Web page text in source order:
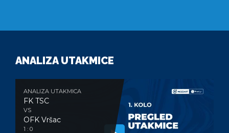
ANALIZA UTAKMICE
ANALIZA UTAKMICA
FK TSC
VS
OFK Vršac
1 : 0